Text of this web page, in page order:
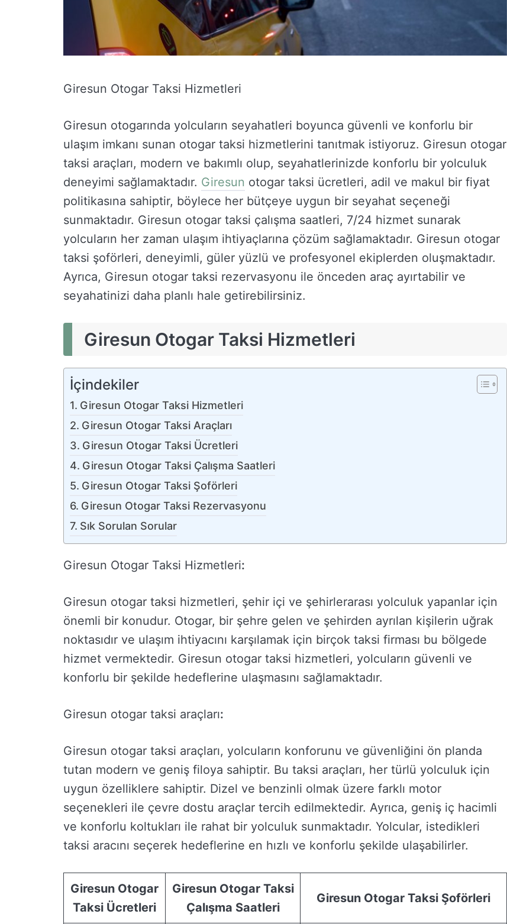
Giresun Otogar Taksi Hizmetleri
Giresun otogarında yolcuların seyahatleri boyunca güvenli ve konforlu bir
ulaşım imkanı sunan otogar taksi hizmetlerini tanıtmak istiyoruz. Giresun otogar
taksi araçları, modern ve bakımlı olup, seyahatlerinizde konforlu bir yolculuk
deneyimi sağlamaktadır. Giresun otogar taksi ücretleri, adil ve makul bir fiyat
politikasına sahiptir, böylece her bütçeye uygun bir seyahat seçeneği
sunmaktadır. Giresun otogar taksi çalışma saatleri, 7/24 hizmet sunarak
yolcuların her zaman ulaşım ihtiyaçlarına çözüm sağlamaktadır. Giresun otogar
taksi şoförleri, deneyimli, güler yüzlü ve profesyonel ekiplerden oluşmaktadır.
Ayrıca, Giresun otogar taksi rezervasyonu ile önceden araç ayırtabilir ve
seyahatinizi daha planlı hale getirebilirsiniz.
Giresun Otogar Taksi Hizmetleri
İçindekiler
Giresun Otogar Taksi Hizmetleri
Giresun Otogar Taksi Araçları
Giresun Otogar Taksi Ücretleri
Giresun Otogar Taksi Çalışma Saatleri
Giresun Otogar Taksi Şoförleri
Giresun Otogar Taksi Rezervasyonu
Sık Sorulan Sorular
Giresun Otogar Taksi Hizmetleri:
Giresun otogar taksi hizmetleri, şehir içi ve şehirlerarası yolculuk yapanlar için
önemli bir konudur. Otogar, bir şehre gelen ve şehirden ayrılan kişilerin uğrak
noktasıdır ve ulaşım ihtiyacını karşılamak için birçok taksi firması bu bölgede
hizmet vermektedir. Giresun otogar taksi hizmetleri, yolcuların güvenli ve
konforlu bir şekilde hedeflerine ulaşmasını sağlamaktadır.
Giresun otogar taksi araçları:
Giresun otogar taksi araçları, yolcuların konforunu ve güvenliğini ön planda
tutan modern ve geniş filoya sahiptir. Bu taksi araçları, her türlü yolculuk için
uygun özelliklere sahiptir. Dizel ve benzinli olmak üzere farklı motor
seçenekleri ile çevre dostu araçlar tercih edilmektedir. Ayrıca, geniş iç hacimli
ve konforlu koltukları ile rahat bir yolculuk sunmaktadır. Yolcular, istedikleri
taksi aracını seçerek hedeflerine en hızlı ve konforlu şekilde ulaşabilirler.
Giresun Otogar
Taksi Ücretleri
Giresun Otogar Taksi
Çalışma Saatleri
Giresun Otogar Taksi Şoförleri